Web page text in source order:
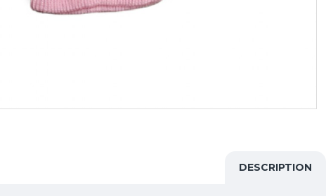
DESCRIPTION